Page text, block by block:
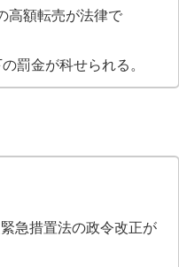
高額転売が法律で
罰金が科せられる。
急措置法の政令改正が